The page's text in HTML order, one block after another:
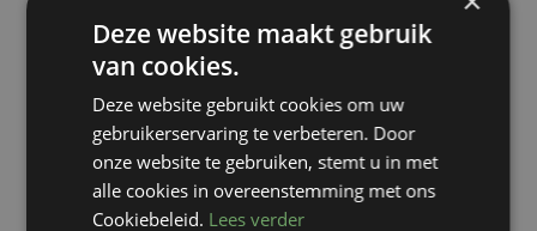
Westblaak, Rotterdam
Deze website maakt gebruik
van cookies.
Deze website gebruikt cookies om uw
gebruikerservaring te verbeteren. Door
onze website te gebruiken, stemt u in met
alle cookies in overeenstemming met ons
Cookiebeleid. Lees verder